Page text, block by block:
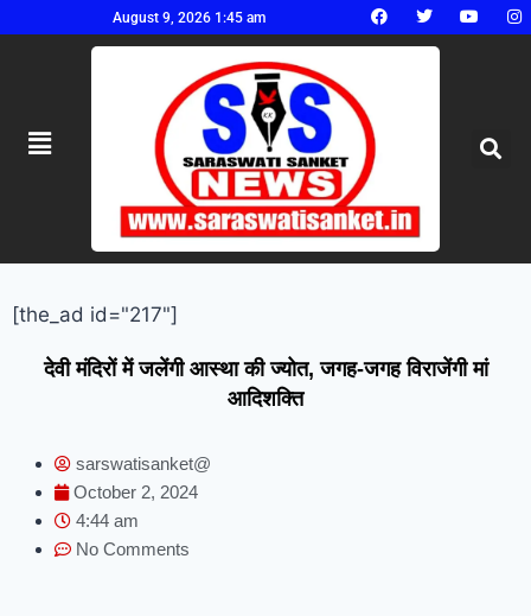
August 9, 2026 1:45 am
[the_ad id="217"]
देवी मंदिरों में जलेंगी आस्था की ज्योत, जगह-जगह विराजेंगी मां
आदिशक्ति
sarswatisanket@
October 2, 2024
4:44 am
No Comments